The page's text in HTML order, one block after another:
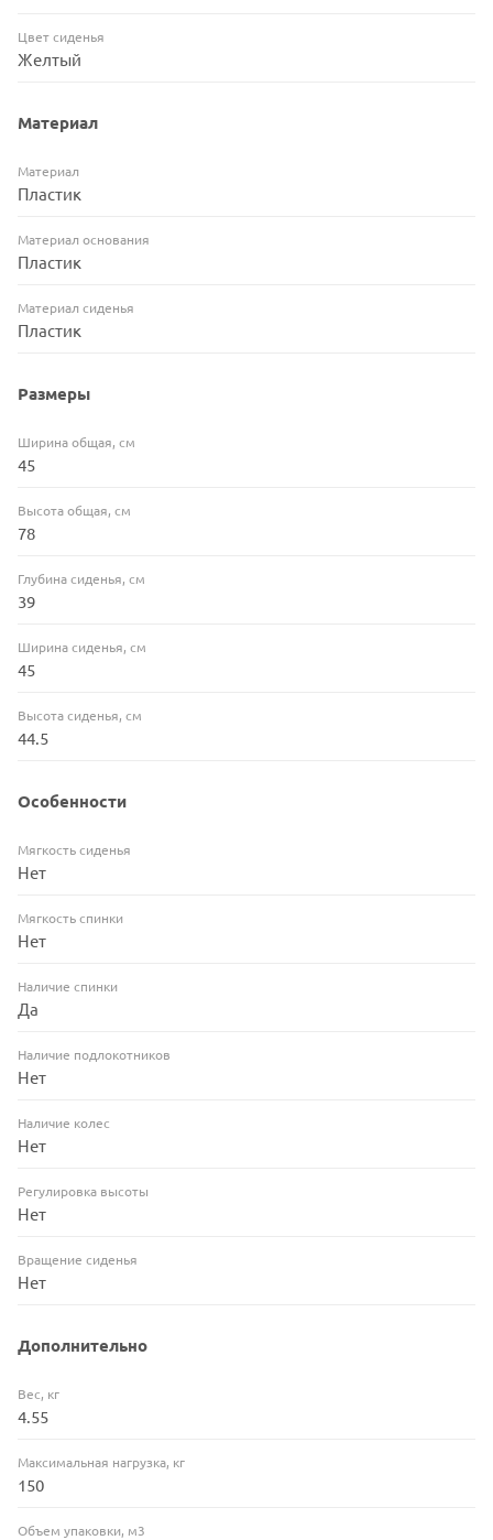
Цвет сиденья
Желтый
Материал
Материал
Пластик
Материал основания
Пластик
Материал сиденья
Пластик
Размеры
Ширина общая, см
45
Высота общая, см
78
Глубина сиденья, см
39
Ширина сиденья, см
45
Высота сиденья, см
44.5
Особенности
Мягкость сиденья
Нет
Мягкость спинки
Нет
Наличие спинки
Да
Наличие подлокотников
Нет
Наличие колес
Нет
Регулировка высоты
Нет
Вращение сиденья
Нет
Дополнительно
Вес, кг
4.55
Максимальная нагрузка, кг
150
Объем упаковки, м3